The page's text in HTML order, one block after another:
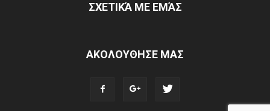
ΣΧΕΤΙΚΆ ΜΕ ΕΜΆΣ
ΑΚΟΛΟΥΘΗΣΕ ΜΑΣ